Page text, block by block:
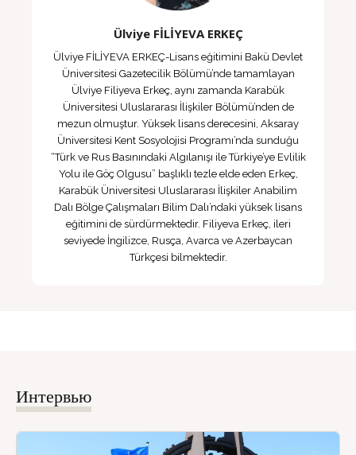
Ülviye FİLİYEVA ERKEÇ
Ülviye FİLİYEVA ERKEÇ-Lisans eğitimini Bakü Devlet
Üniversitesi Gazetecilik Bölümü’nde tamamlayan
Ülviye Filiyeva Erkeç, aynı zamanda Karabük
Üniversitesi Uluslararası İlişkiler Bölümü’nden de
mezun olmuştur. Yüksek lisans derecesini, Aksaray
Üniversitesi Kent Sosyolojisi Programı’nda sunduğu
“Türk ve Rus Basınındaki Algılanışı ile Türkiye’ye Evlilik
Yolu ile Göç Olgusu” başlıklı tezle elde eden Erkeç,
Karabük Üniversitesi Uluslararası İlişkiler Anabilim
Dalı Bölge Çalışmaları Bilim Dalı’ndaki yüksek lisans
eğitimini de sürdürmektedir. Filiyeva Erkeç, ileri
seviyede İngilizce, Rusça, Avarca ve Azerbaycan
Türkçesi bilmektedir.
Интервью